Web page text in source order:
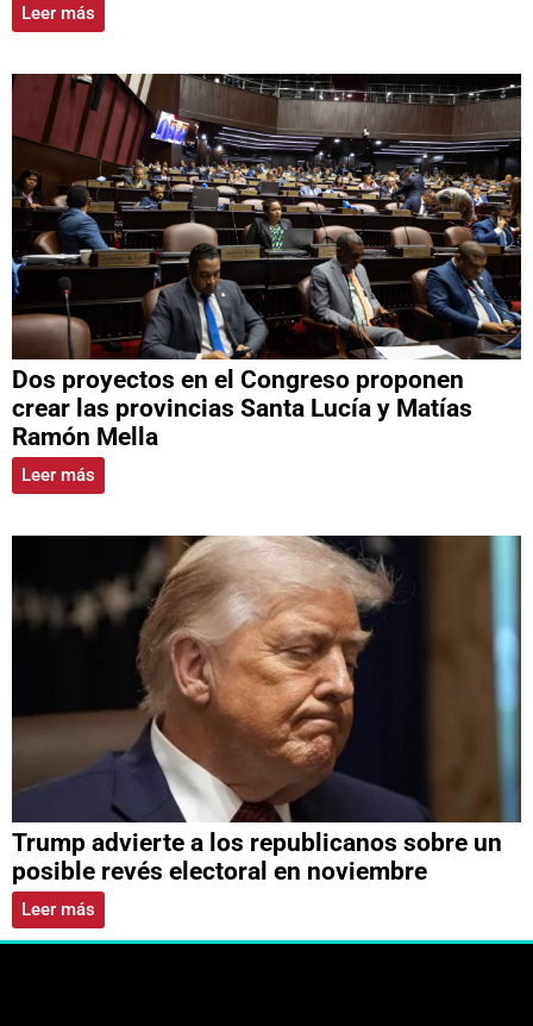
Leer más
Dos proyectos en el Congreso proponen
crear las provincias Santa Lucía y Matías
Ramón Mella
Leer más
Trump advierte a los republicanos sobre un
posible revés electoral en noviembre
Leer más